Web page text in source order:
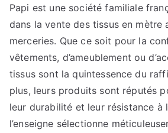
Papi est une société familiale
dans la vente des tissus en mètre
merceries. Que ce soit pour la
vêtements, d’ameublement ou
tissus sont la quintessence du
plus, leurs produits sont réputés
leur durabilité et leur résistance à
l’enseigne sélectionne